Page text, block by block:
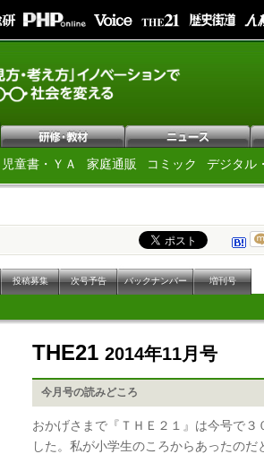
児童書・ＹＡ 家庭通販 コミック デジタル
投稿募集 次号予告 バックナンバー 増刊号
THE21 2014年11月号
今月号の読みどころ
おかげさまで『ＴＨＥ２１』は今号で３
した。私が小学生のころからあったの